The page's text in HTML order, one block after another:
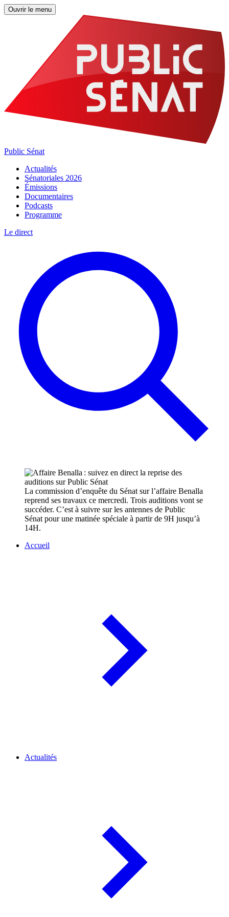
Ouvrir le menu
Public Sénat
Actualités
Sénatoriales 2026
Émissions
Documentaires
Podcasts
Programme
Le direct
La commission d’enquête du Sénat sur l’affaire Benalla
reprend ses travaux ce mercredi. Trois auditions vont se
succéder. C’est à suivre sur les antennes de Public
Sénat pour une matinée spéciale à partir de 9H jusqu’à
14H.
Accueil
Actualités